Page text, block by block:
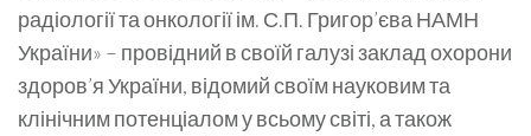
радіології та онкології ім. С.П. Григор’єва НАМН
України» – провідний в своїй галузі заклад охорони
здоров’я України, відомий своїм науковим та
клінічним потенціалом у всьому світі, а також